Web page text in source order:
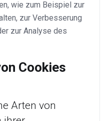
wie zum Beispiel zur
zur Verbesserung
zur Analyse des
Cookies
Arten von